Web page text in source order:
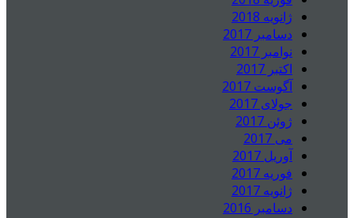
ژانویه 2018
دسامبر 2017
نوامبر 2017
اکتبر 2017
آگوست 2017
جولای 2017
ژوئن 2017
می 2017
آوریل 2017
فوریه 2017
ژانویه 2017
دسامبر 2016